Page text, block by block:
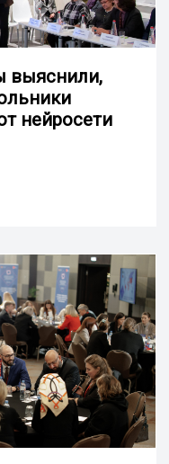
выяснили,
нейросети